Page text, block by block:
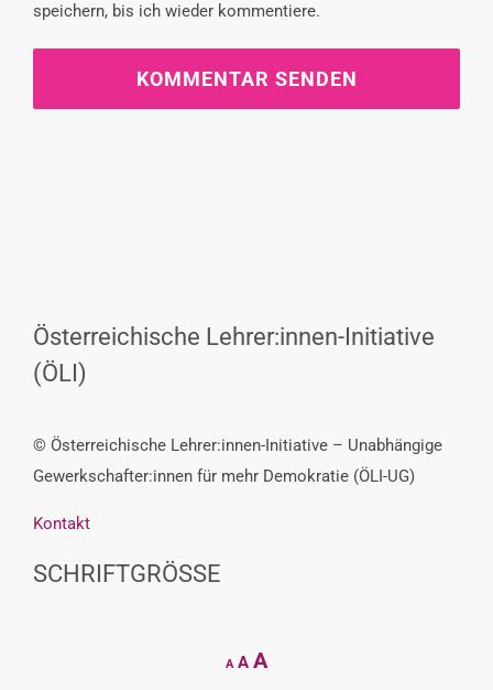
speichern, bis ich wieder kommentiere.
Österreichische Lehrer:innen-Initiative
(ÖLI)
© Österreichische Lehrer:innen-Initiative – Unabhängige
Gewerkschafter:innen für mehr Demokratie (ÖLI-UG)
Kontakt
SCHRIFTGRÖSSE
A
Decrease
font
A Reset
AIncrease